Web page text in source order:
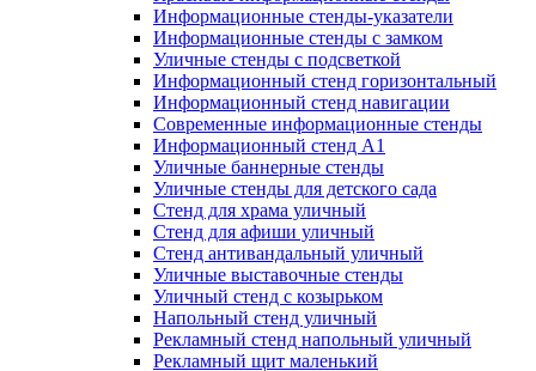
Информационные стенды-указатели
Информационные стенды с замком
Уличные стенды с подсветкой
Информационный стенд горизонтальный
Информационный стенд навигации
Современные информационные стенды
Информационный стенд А1
Уличные баннерные стенды
Уличные стенды для детского сада
Стенд для храма уличный
Стенд для афиши уличный
Стенд антивандальный уличный
Уличные выставочные стенды
Уличный стенд с козырьком
Напольный стенд уличный
Рекламный стенд напольный уличный
Рекламный щит маленький